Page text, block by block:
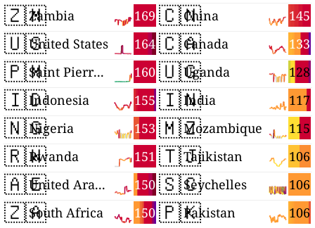
🇿🇲 169
Zambia
🇺🇸 164
United States
🇵🇲 160
Saint Pierre and Miquelon
🇮🇩 155
Indonesia
🇳🇬 153
Nigeria
🇷🇼 151
Rwanda
🇦🇪 150
United Arab Emirates
🇿🇦 150
South Africa
🇨🇳 145
China
🇨🇦 133
Canada
🇺🇬 128
Uganda
🇮🇳 117
India
🇲🇿 115
Mozambique
🇹🇯 106
Tajikistan
🇸🇨 106
Seychelles
🇵🇰 106
Pakistan